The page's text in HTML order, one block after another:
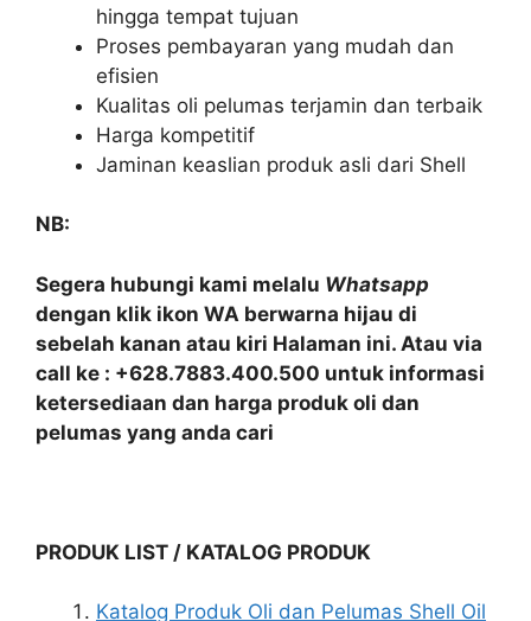
hingga tempat tujuan
Proses pembayaran yang mudah dan
efisien
Kualitas oli pelumas terjamin dan terbaik
Harga kompetitif
Jaminan keaslian produk asli dari Shell
NB:
Segera hubungi kami melalu Whatsapp
dengan klik ikon WA berwarna hijau di
sebelah kanan atau kiri Halaman ini. Atau via
call ke : +628.7883.400.500 untuk informasi
ketersediaan dan harga produk oli dan
pelumas yang anda cari
PRODUK LIST / KATALOG PRODUK
Katalog Produk Oli dan Pelumas Shell Oil